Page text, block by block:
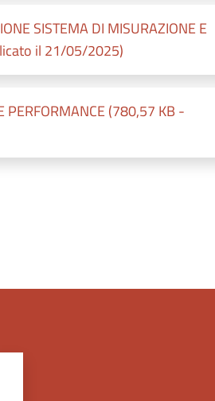
SISTEMA DI MISURAZIONE E
il 21/05/2025)
PERFORMANCE (780,57 KB -